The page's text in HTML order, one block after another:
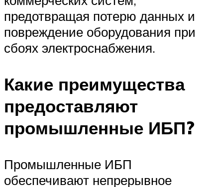
предотвращая потерю данных и
повреждение оборудования при
сбоях электроснабжения.
Какие преимущества
предоставляют
промышленные ИБП?
Промышленные ИБП
обеспечивают непрерывное